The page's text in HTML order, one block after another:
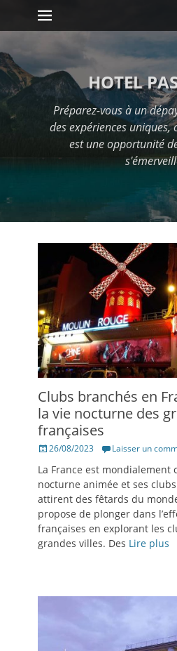
Passer
au
Premier menu
HOTEL
Préparez-vous à un
des expériences uniques,
est une opportunité
Clubs branchés en
la vie nocturne des
françaises
Posté26/08/2023 Laisser un
La France est mondialement
nocturne animée et ses
attirent des fêtards du
propose de plonger dans
françaises en explorant les
grandes villes. Des Lire plus